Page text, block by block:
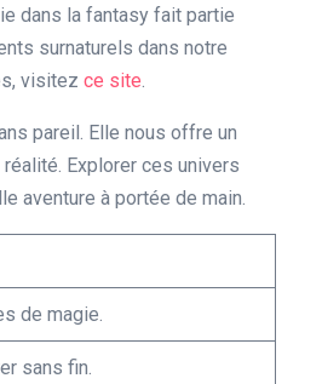
dans la fantasy fait partie
surnaturels dans notre
visitez ce site.
pareil. Elle nous offre un
Explorer ces univers
aventure à portée de main.
de magie.
sans fin.